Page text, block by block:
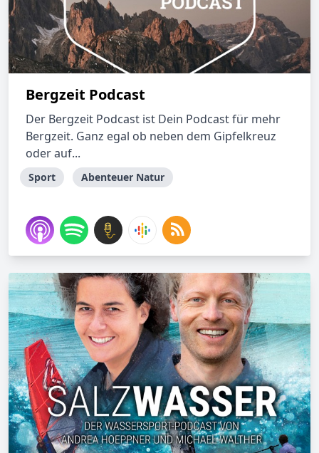
Bergzeit Podcast
Der Bergzeit Podcast ist Dein Podcast für mehr
Bergzeit. Ganz egal ob neben dem Gipfelkreuz
oder auf...
Sport Abenteuer Natur